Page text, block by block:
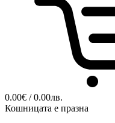
0.00€ / 0.00лв.
Кошницата е празна